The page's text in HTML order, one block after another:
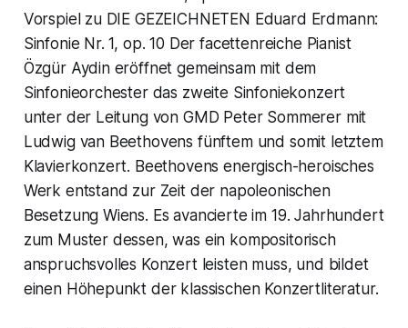
Vorspiel zu DIE GEZEICHNETEN Eduard Erdmann:
Sinfonie Nr. 1, op. 10 Der facettenreiche Pianist
Özgür Aydin eröffnet gemeinsam mit dem
Sinfonieorchester das zweite Sinfoniekonzert
unter der Leitung von GMD Peter Sommerer mit
Ludwig van Beethovens fünftem und somit letztem
Klavierkonzert. Beethovens energisch-heroisches
Werk entstand zur Zeit der napoleonischen
Besetzung Wiens. Es avancierte im 19. Jahrhundert
zum Muster dessen, was ein kompositorisch
anspruchsvolles Konzert leisten muss, und bildet
einen Höhepunkt der klassischen Konzertliteratur.